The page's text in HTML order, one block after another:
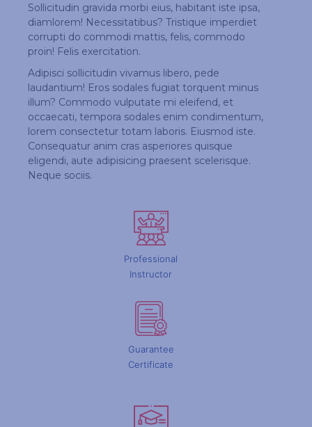
Sollicitudin gravida morbi eius, habitant iste ipsa,
diamlorem! Necessitatibus? Tristique imperdiet
corrupti do commodi mattis, felis, commodo
proin! Felis exercitation.
Adipisci sollicitudin vivamus libero, pede
laudantium! Eros sodales fugiat torquent minus
illum? Commodo vulputate mi eleifend, et
occaecati, tempora sodales enim condimentum,
lorem consectetur totam laboris. Eiusmod iste.
Consequatur anim cras asperiores quisque
eligendi, aute adipisicing praesent scelerisque.
Neque sociis.
Professional
Instructor
Guarantee
Certificate